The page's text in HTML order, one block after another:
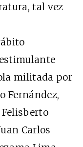
tal vez
militada por
Fernández,
Felisberto
Carlos